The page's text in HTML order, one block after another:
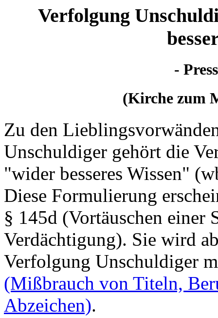
Verfolgung
-
(Kirche zum
Zu den
Unschuldiger gehört die
"wider besseres Wissen"
Diese Formulierung
§ 145d (Vortäuschen einer
Verdächtigung). Sie wird
Verfolgung Unschuldiger
(Mißbrauch von Titeln,
Abzeichen).